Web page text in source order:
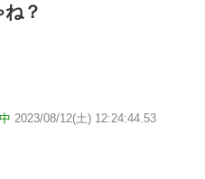
？
2023/08/12(土) 12:24:44.53